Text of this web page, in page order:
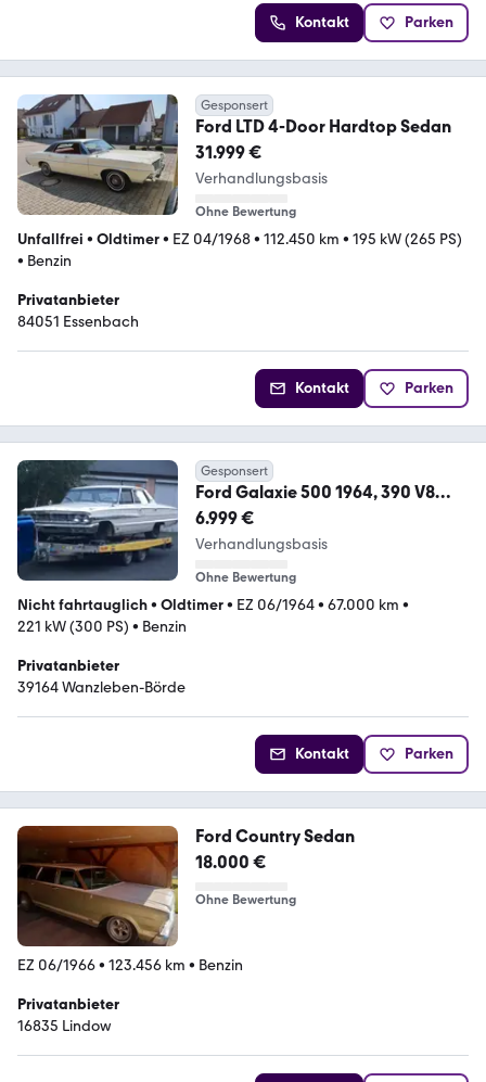
Kontakt Parken
Gesponsert
Ford LTD 4-Door Hardtop Sedan
31.999 €
Verhandlungsbasis
Ohne Bewertung
Unfallfrei • Oldtimer• EZ 04/1968• 112.450 km • 195 kW (265 PS)
• Benzin
Privatanbieter
84051 Essenbach
Kontakt Parken
Gesponsert
Ford Galaxie 500 1964, 390 V8
6,4l, 4-door-sedan
6.999 €
Verhandlungsbasis
Ohne Bewertung
Nicht fahrtauglich• Oldtimer• EZ 06/1964• 67.000 km •
221 kW (300 PS) • Benzin
Privatanbieter
39164 Wanzleben-Börde
Kontakt Parken
Ford Country Sedan
18.000 €
Ohne Bewertung
EZ 06/1966• 123.456 km • Benzin
Privatanbieter
16835 Lindow